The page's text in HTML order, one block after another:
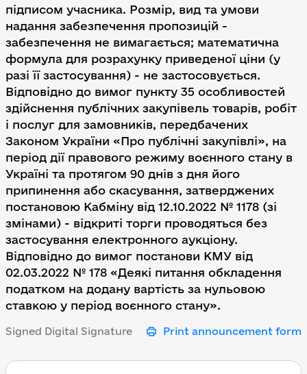
підписом учасника. Розмір, вид та умови
надання забезпечення пропозицій -
забезпечення не вимагається; математична
формула для розрахунку приведеної ціни (у
разі її застосування) - не застосовується.
Відповідно до вимог пункту 35 особливостей
здійснення публічних закупівель товарів, робіт
і послуг для замовників, передбачених
Законом України «Про публічні закупівлі», на
період дії правового режиму воєнного стану в
Україні та протягом 90 днів з дня його
припинення або скасування, затверджених
постановою Кабміну від 12.10.2022 № 1178 (зі
змінами) - відкриті торги проводяться без
застосування електронного аукціону.
Відповідно до вимог постанови КМУ від
02.03.2022 № 178 «Деякі питання обкладення
податком на додану вартість за нульовою
ставкою у період воєнного стану».
Signed Digital Signature Print announcement form